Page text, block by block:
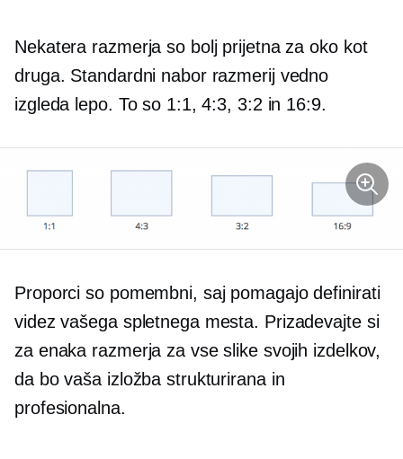
Nekatera razmerja so bolj prijetna za oko kot
druga. Standardni nabor razmerij vedno
izgleda lepo. To so 1:1, 4:3, 3:2 in 16:9.
​​Proporci so pomembni, saj pomagajo definirati
videz vašega spletnega mesta. Prizadevajte si
za enaka razmerja za vse slike svojih izdelkov,
da bo vaša izložba strukturirana in
profesionalna.